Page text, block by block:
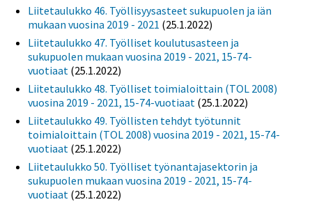
Liitetaulukko 46. Työllisyysasteet sukupuolen ja iän
mukaan vuosina 2019 - 2021 (25.1.2022)
Liitetaulukko 47. Työlliset koulutusasteen ja
sukupuolen mukaan vuosina 2019 - 2021, 15-74-
vuotiaat (25.1.2022)
Liitetaulukko 48. Työlliset toimialoittain (TOL 2008)
vuosina 2019 - 2021, 15-74-vuotiaat (25.1.2022)
Liitetaulukko 49. Työllisten tehdyt työtunnit
toimialoittain (TOL 2008) vuosina 2019 - 2021, 15-74-
vuotiaat (25.1.2022)
Liitetaulukko 50. Työlliset työnantajasektorin ja
sukupuolen mukaan vuosina 2019 - 2021, 15-74-
vuotiaat (25.1.2022)